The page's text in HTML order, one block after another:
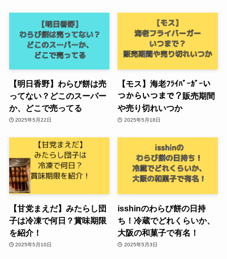
【明日香野】わらび餅は売
ってない？どこのスーパー
か、どこで売ってる
2025年5月22日
【モス】海老ﾌﾗｲﾊﾞｰｶﾞｰい
つからいつまで？販売期間
や売り切れいつか
2025年5月18日
【甘党まえだ】みたらし団
子は冷凍で何日？賞味期限
を紹介！
2025年5月10日
isshinのわらび餅の日持
ち！冷蔵でどれくらいか、
大阪の和菓子で有名！
2025年5月3日